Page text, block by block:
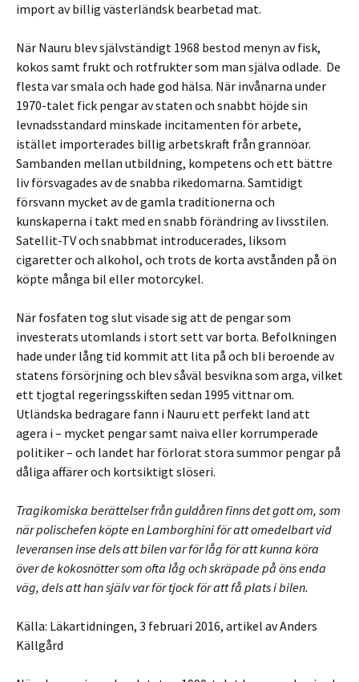
import av billig västerländsk bearbetad mat.
När Nauru blev självständigt 1968 bestod menyn av fisk,
kokos samt frukt och rotfrukter som man själva odlade. De
flesta var smala och hade god hälsa. När invånarna under
1970-talet fick pengar av staten och snabbt höjde sin
levnadsstandard minskade incitamenten för arbete,
istället importerades billig arbetskraft från grannöar.
Sambanden mellan utbildning, kompetens och ett bättre
liv försvagades av de snabba rikedomarna. Samtidigt
försvann mycket av de gamla traditionerna och
kunskaperna i takt med en snabb förändring av livsstilen.
Satellit-TV och snabbmat introducerades, liksom
cigaretter och alkohol, och trots de korta avstånden på ön
köpte många bil eller motorcykel.
När fosfaten tog slut visade sig att de pengar som
investerats utomlands i stort sett var borta. Befolkningen
hade under lång tid kommit att lita på och bli beroende av
statens försörjning och blev såväl besvikna som arga, vilket
ett tjogtal regeringsskiften sedan 1995 vittnar om.
Utländska bedragare fann i Nauru ett perfekt land att
agera i – mycket pengar samt naiva eller korrumperade
politiker – och landet har förlorat stora summor pengar på
dåliga affärer och kortsiktigt slöseri.
Tragikomiska berättelser från guldåren finns det gott om, som
när polischefen köpte en Lamborghini för att omedelbart vid
leveransen inse dels att bilen var för låg för att kunna köra
över de kokosnötter som ofta låg och skräpade på öns enda
väg, dels att han själv var för tjock för att få plats i bilen.
Källa: Läkartidningen, 3 februari 2016, artikel av Anders
Källgård